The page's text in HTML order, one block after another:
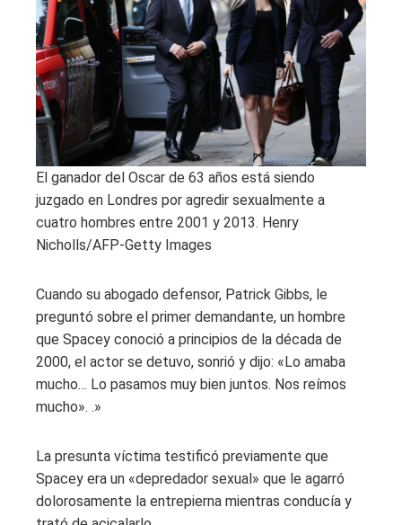
El ganador del Oscar de 63 años está siendo
juzgado en Londres por agredir sexualmente a
cuatro hombres entre 2001 y 2013. Henry
Nicholls/AFP-Getty Images
Cuando su abogado defensor, Patrick Gibbs, le
preguntó sobre el primer demandante, un hombre
que Spacey conoció a principios de la década de
2000, el actor se detuvo, sonrió y dijo: «Lo amaba
mucho… Lo pasamos muy bien juntos. Nos reímos
mucho». .»
La presunta víctima testificó previamente que
Spacey era un «depredador sexual» que le agarró
dolorosamente la entrepierna mientras conducía y